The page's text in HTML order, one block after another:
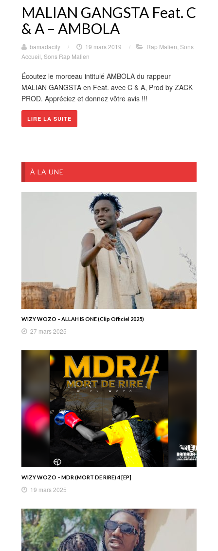
MALIAN GANGSTA Feat. C
& A – AMBOLA
bamadacity / 19 mars 2019 / Rap Malien Sons
Accueil Sons Rap Malien
Écoutez le morceau intitulé AMBOLA du rappeur
MALIAN GANGSTA en Feat. avec C & A, Prod by ZACK
PROD. Appréciez et donnez vôtre avis !!!
LIRE LA SUITE
À LA UNE
WIZY WOZO – ALLAH IS ONE (Clip Officiel 2025)
27 mars 2025
WIZY WOZO – MDR (MORT DE RIRE) 4 [EP]
19 mars 2025